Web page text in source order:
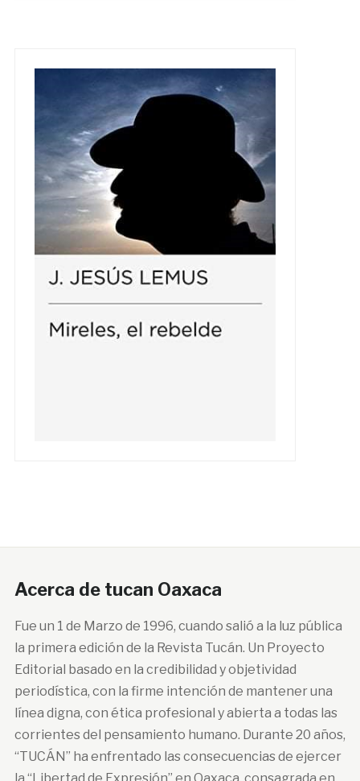
Acerca de tucan Oaxaca
Fue un 1 de Marzo de 1996, cuando salió a la luz pública
la primera edición de la Revista Tucán. Un Proyecto
Editorial basado en la credibilidad y objetividad
periodística, con la firme intención de mantener una
línea digna, con ética profesional y abierta a todas las
corrientes del pensamiento humano. Durante 20 años,
“TUCÁN” ha enfrentado las consecuencias de ejercer